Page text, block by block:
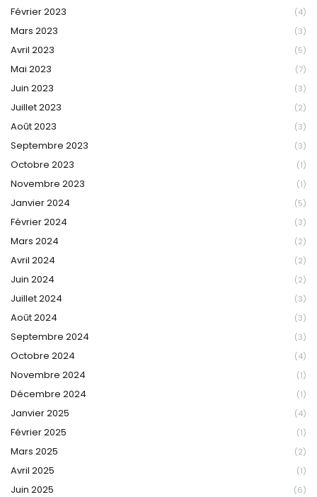
Février 2023 (4)
Mars 2023 (3)
Avril 2023 (5)
Mai 2023 (7)
Juin 2023 (3)
Juillet 2023 (2)
Août 2023 (3)
Septembre 2023 (3)
Octobre 2023 (1)
Novembre 2023 (1)
Janvier 2024 (5)
Février 2024 (3)
Mars 2024 (2)
Avril 2024 (2)
Juin 2024 (2)
Juillet 2024 (3)
Août 2024 (3)
Septembre 2024 (3)
Octobre 2024 (4)
Novembre 2024 (1)
Décembre 2024 (1)
Janvier 2025 (4)
Février 2025 (1)
Mars 2025 (2)
Avril 2025 (1)
Juin 2025 (6)